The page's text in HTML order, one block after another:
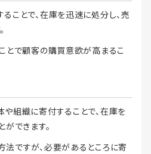
ことで、在庫を迅速に処分し、売
とで顧客の購買意欲が高まるこ
組織に寄付することで、在庫を
できます。
ですが、必要があるところに寄